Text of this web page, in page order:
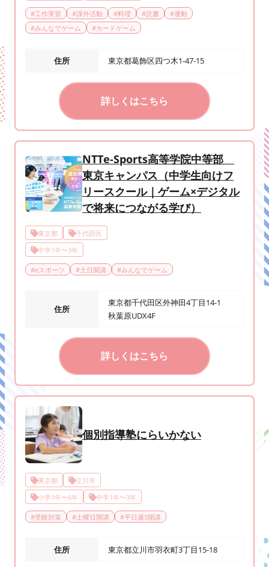
#工作実習 #課外活動 #料理 #読書 #運動
#みんなでゲーム #カードゲーム
住所 東京都葛飾区四つ木1-47-15
詳しくはこちら
NTTe-Sports高等学院中等部
東京キャンパス（中学生向けフ
リースクール｜ゲーム×デジタル
で将来につながる学び）
東京都
千代田区
中学1年〜3年
#eスポーツ #土日開講 #みんなでゲーム
住所
東京都千代田区外神田4丁目14-1
秋葉原UDX4F
詳しくはこちら
個別指導塾にらいかない
東京都
立川市
小学1年〜6年
中学1年〜3年
#受験対策 #土曜日開講 #平日週5開講
住所 東京都立川市羽衣町3丁目15-18